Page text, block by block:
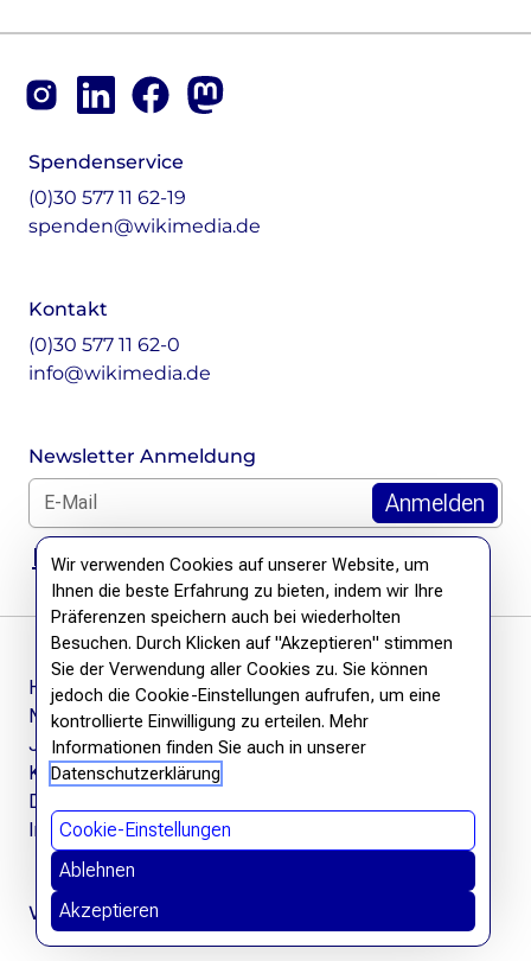
InstagramLinkedInFacebookMastodon
Spendenservice
(0)30 577 11 62-19
spenden@wikimedia.de
Kontakt
(0)30 577 11 62-0
info@wikimedia.de
Newsletter Anmeldung
E-Mail für Newsletter *
DSGVO Hinweis
Häufige Fragen
Newsletter
Jobs
Kontakt
Datenschutzerklärung
Impressum
Wir befreien Wissen
Wir verwenden Cookies auf unserer Website, um
Ihnen die beste Erfahrung zu bieten, indem wir Ihre
Präferenzen speichern auch bei wiederholten
Besuchen. Durch Klicken auf "Akzeptieren" stimmen
Sie der Verwendung aller Cookies zu. Sie können
jedoch die Cookie-Einstellungen aufrufen, um eine
kontrollierte Einwilligung zu erteilen. Mehr
Informationen finden Sie auch in unserer
Datenschutzerklärung
Cookie-Einstellungen
Ablehnen
Akzeptieren